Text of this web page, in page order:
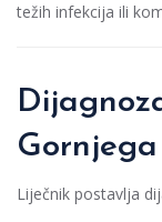
težih infekcija ili
Liječnik postavlja